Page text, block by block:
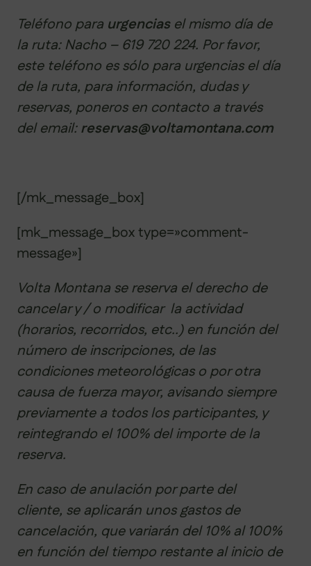
Teléfono para urgenciasel mismo día de
la ruta: Nacho – 619 720 224. Por favor,
este teléfono es sólo para urgencias el día
de la ruta, para información, dudas y
reservas, poneros en contacto a través
del email:reservas@voltamontana.com
[/mk_message_box]
[mk_message_box type=»comment-
message»]
Volta Montana se reserva el derecho de
cancelar y / o modificar la actividad
(horarios, recorridos, etc..) en función del
número de inscripciones, de las
condiciones meteorológicas o por otra
causa de fuerza mayor, avisando siempre
previamente a todos los participantes, y
reintegrando el 100% del importe de la
reserva.
En caso de anulación por parte del
cliente, se aplicarán unos gastos de
cancelación, que variarán del 10% al 100%
en función del tiempo restante al inicio de